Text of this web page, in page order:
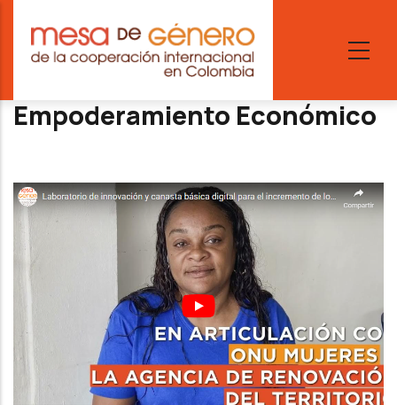
main
content
Empoderamiento Económico